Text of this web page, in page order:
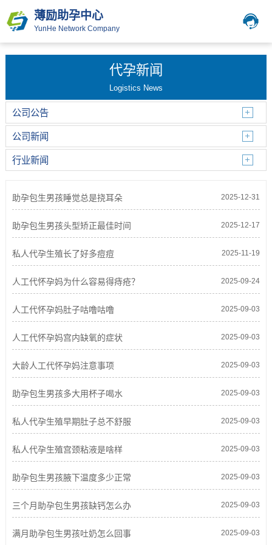
薄励助孕中心
YunHe Network Company
代孕新闻
Logistics News
公司公告
公司新闻
行业新闻
助孕包生男孩睡觉总是挠耳朵 2025-12-31
助孕包生男孩头型矫正最佳时间 2025-12-17
私人代孕生殖长了好多痘痘 2025-11-19
人工代怀孕妈为什么容易得痔疮？ 2025-09-24
人工代怀孕妈肚子咕噜咕噜 2025-09-03
人工代怀孕妈宫内缺氧的症状 2025-09-03
大龄人工代怀孕妈注意事项 2025-09-03
助孕包生男孩多大用杯子喝水 2025-09-03
私人代孕生殖早期肚子总不舒服 2025-09-03
私人代孕生殖宫颈粘液是啥样 2025-09-03
助孕包生男孩腋下温度多少正常 2025-09-03
三个月助孕包生男孩缺钙怎么办 2025-09-03
满月助孕包生男孩吐奶怎么回事 2025-09-03